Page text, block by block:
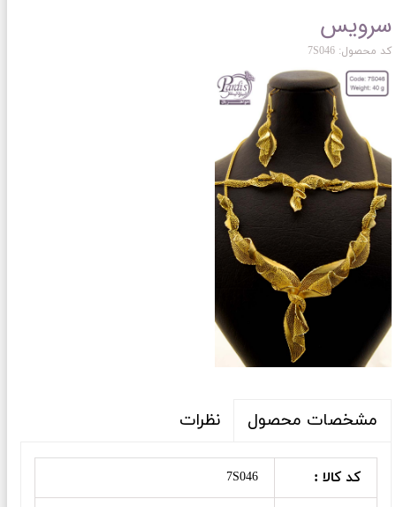
سرویس
کد محصول: 7S046
مشخصات محصول نظرات
کد کالا : 7S046